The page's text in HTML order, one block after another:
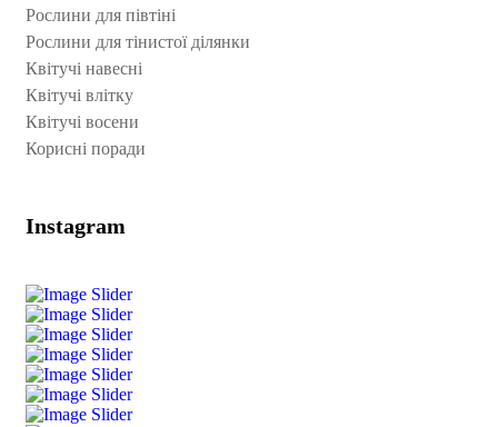
Рослини для півтіні
Рослини для тінистої ділянки
Квітучі навесні
Квітучі влітку
Квітучі восени
Корисні поради
Instagram